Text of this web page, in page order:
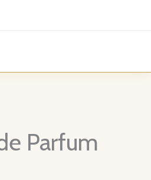
Parfum